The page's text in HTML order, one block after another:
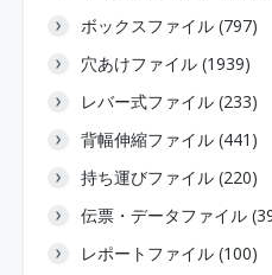
ボックスファイル (797)
穴あけファイル (1939)
レバー式ファイル (233)
背幅伸縮ファイル (441)
持ち運びファイル (220)
伝票・データファイル
レポートファイル (100)